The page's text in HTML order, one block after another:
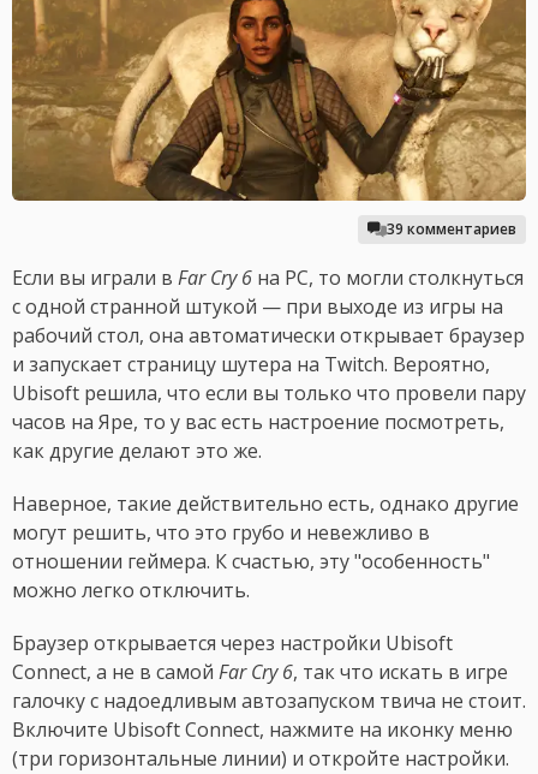
39 комментариев
Если вы играли в Far Cry 6 на PC, то могли столкнуться
с одной странной штукой — при выходе из игры на
рабочий стол, она автоматически открывает браузер
и запускает страницу шутера на Twitch. Вероятно,
Ubisoft решила, что если вы только что провели пару
часов на Яре, то у вас есть настроение посмотреть,
как другие делают это же.
Наверное, такие действительно есть, однако другие
могут решить, что это грубо и невежливо в
отношении геймера. К счастью, эту "особенность"
можно легко отключить.
Браузер открывается через настройки Ubisoft
Connect, а не в самой Far Cry 6, так что искать в игре
галочку с надоедливым автозапуском твича не стоит.
Включите Ubisoft Connect, нажмите на иконку меню
(три горизонтальные линии) и откройте настройки.